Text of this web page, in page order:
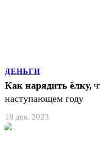
ДЕНЬГИ
Как нарядить ёлку,
наступающем году
18 дек. 2023